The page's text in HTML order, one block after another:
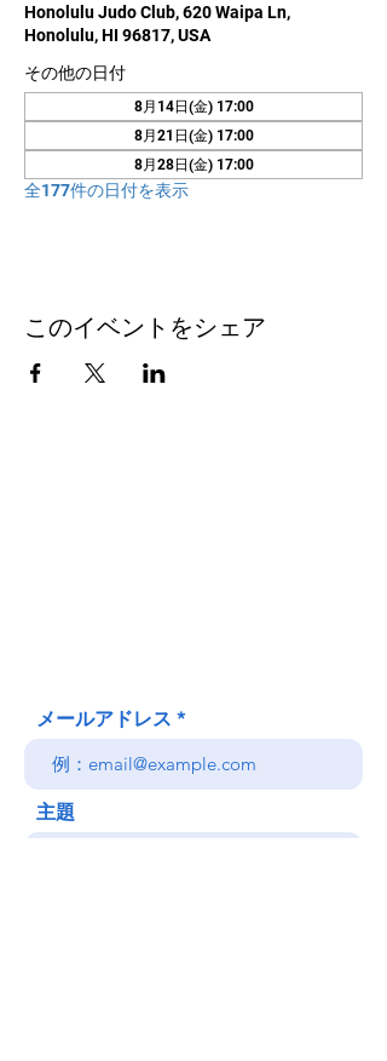
Honolulu Judo Club, 620 Waipa Ln,
Honolulu, HI 96817, USA
その他の日付
8月14日(金) 17:00
8月21日(金) 17:00
8月28日(金) 17:00
全177件の日付を表示
このイベントをシェア
メールアドレス
主題